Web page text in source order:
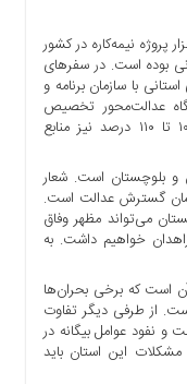
اجرایی رئیس‌جمهوری با بیان اینکه ۷۰ هزار پروژه نیمه‌کاره در کشور
بوده است. در سفرهای
با سازمان برنامه و
عدالت‌محور تخصیص
می‌یابد و برای تسریع تکمیل ممکن است ۱۰۰ تا ۱۱۰ درصد نیز منابع
و بلوچستان است. شعار
گسترش عدالت است.
می‌تواند مظهر وفاق
خواهیم داشت. به
است که برخی بحران‌ها
از طرفی دیگر تفاوت
نفود عوامل بیگانه در
این استان باید